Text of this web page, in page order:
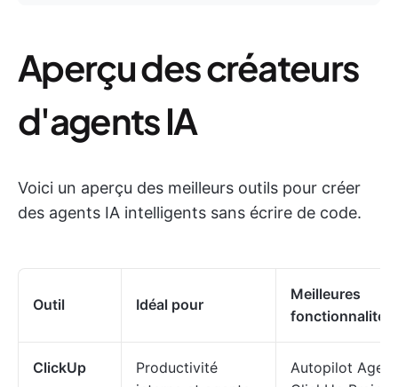
Aperçu des créateurs
d'agents IA
Voici un aperçu des meilleurs outils pour créer
des agents IA intelligents sans écrire de code.
Outil Idéal pour
Meilleures
fonctionnalités
ClickUp
Productivité
Autopilot